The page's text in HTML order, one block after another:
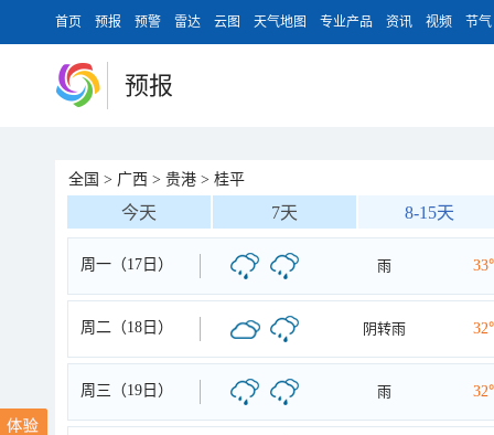
首页 预报 预警 雷达 云图 天气地图 专业产品 资讯 视频 节气
预报
全国 > 广西 > 贵港 > 桂平
今天 7天 8-15天
周一（17日） 雨
周二（18日） 阴转雨
周三（19日） 雨